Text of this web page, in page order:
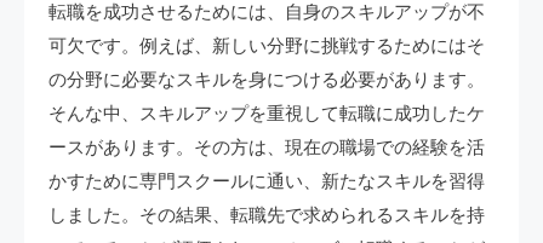
転職を成功させるためには、自身のスキルアップが不
可欠です。例えば、新しい分野に挑戦するためにはそ
の分野に必要なスキルを身につける必要があります。
そんな中、スキルアップを重視して転職に成功したケ
ースがあります。その方は、現在の職場での経験を活
かすために専門スクールに通い、新たなスキルを習得
しました。その結果、転職先で求められるスキルを持